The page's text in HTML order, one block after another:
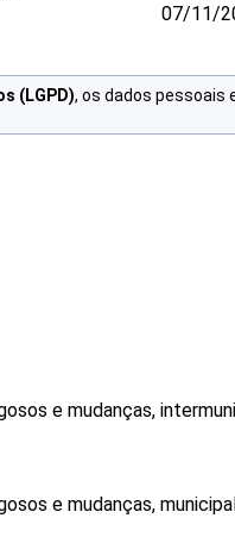
07/11/
(LGPD), os dados pessoais
e mudanças,
e mudanças,